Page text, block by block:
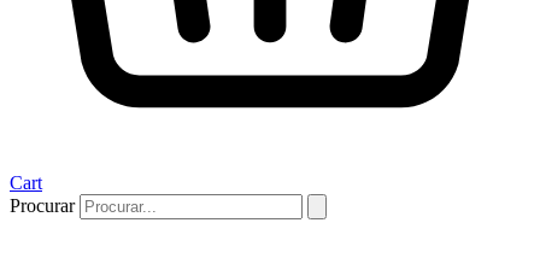
Cart
Procurar